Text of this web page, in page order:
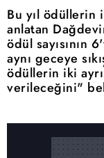
Bu yıl ödüllerin
anlatan
ödül sayısının
aynı geceye
ödüllerin iki
verileceğini"